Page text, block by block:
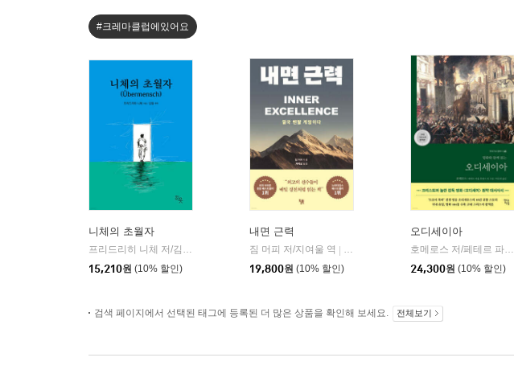
#크레마클럽에있어요
니체의 초월자
프리드리히 니체 저/김철 편역
15,210원 (10% 할인)
내면 근력
짐 머피 저/지여울 역
윌북(willbook)
19,800원 (10% 할인)
오디세이아
호메로스 저/페테르 파울 루벤스 그림/박문재 역
24,300원 (10% 할인)
검색 페이지에서 선택된 태그에 등록된 더 많은 상품을 확인해 보세요. 전체보기